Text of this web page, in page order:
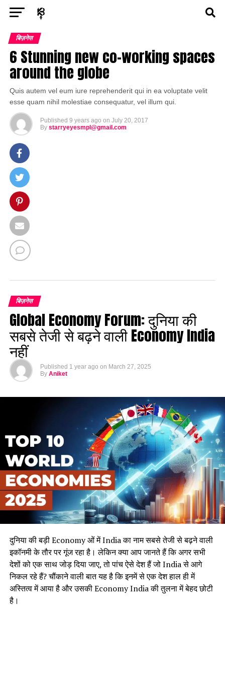
ENTERTAINMENT
POLITICS TECH SPORTS HEALTH
BUSINESS
बिज़नेस
6 Stunning new co-working spaces
around the globe
Quis autem vel eum iure reprehenderit qui in ea voluptate velit
esse quam nihil molestiae consequatur, vel illum qui.
Published 9 years ago on July 20, 2017
By starryeyesmpl@gmail.com
बिज़नेस
Global Economy Forum: दुनिया की
सबसे तेजी से बढ़ने वाली Economy India
नहीं
Published 1 year ago on March 27, 2025
By Aniket
दुनिया की बड़ी Economy ओं में India का नाम सबसे तेजी से बढ़ने वाली
इकॉनमी के तौर पर गूंज रहा है। लेकिन क्या आप जानते हैं कि अगर सभी
देशों को एक साथ जोड़ दिया जाए, तो पांच ऐसे देश हैं जो India से आगे
निकल रहे हैं? चौंकाने वाली बात यह है कि इनमें से एक देश हाल ही में
अस्तित्व में आया है और उसकी Economy India की तुलना में बेहद छोटी
है।